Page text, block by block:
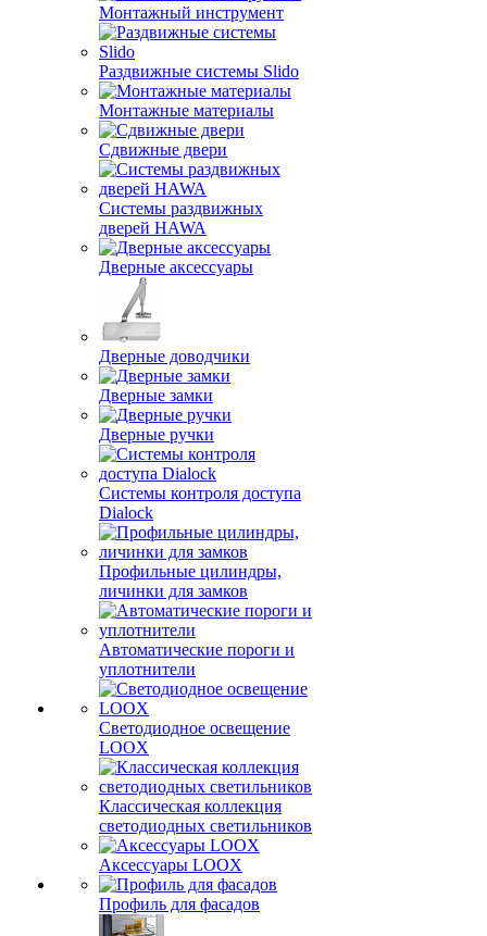
Монтажный инструмент
Раздвижные системы Slido
Монтажные материалы
Сдвижные двери
Системы раздвижных
дверей HAWA
Дверные аксессуары
Дверные доводчики
Дверные замки
Дверные ручки
Системы контроля доступа
Dialock
Профильные цилиндры,
личинки для замков
Автоматические пороги и
уплотнители
Светодиодное освещение
LOOX
Классическая коллекция
светодиодных светильников
Аксессуары LOOX
Профиль для фасадов